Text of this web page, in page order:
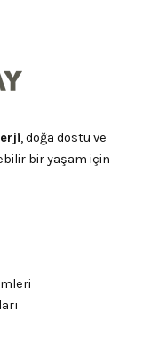
, doğa dostu ve
bir yaşam için